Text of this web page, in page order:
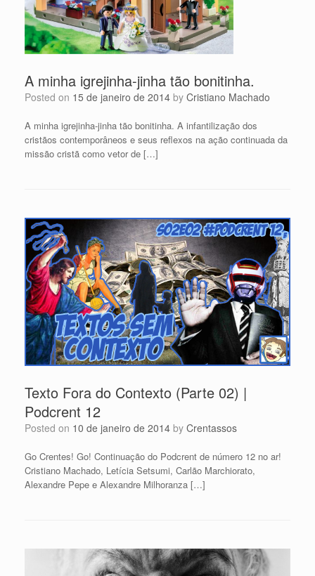
A minha igrejinha-jinha tão bonitinha.
Posted on 15 de janeiro de 2014 by Cristiano Machado
A minha igrejinha-jinha tão bonitinha. A infantilização dos
cristãos contemporâneos e seus reflexos na ação continuada da
missão cristã como vetor de […]
Texto Fora do Contexto (Parte 02) |
Podcrent 12
Posted on 10 de janeiro de 2014 by Crentassos
Go Crentes! Go! Continuação do Podcrent de número 12 no ar!
Cristiano Machado, Letícia Setsumi, Carlão Marchiorato,
Alexandre Pepe e Alexandre Milhoranza […]